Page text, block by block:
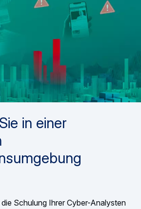
in einer
die Schulung Ihrer Cyber-Analysten